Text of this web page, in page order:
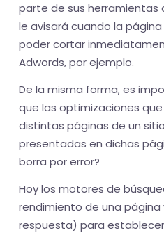
parte de sus herramientas
le avisará cuando la
poder cortar
Adwords, por ejemplo.
De la misma forma, es
que las optimizaciones
distintas páginas de un
presentadas en dichas
borra por error?
Hoy los motores de
rendimiento de una
respuesta) para